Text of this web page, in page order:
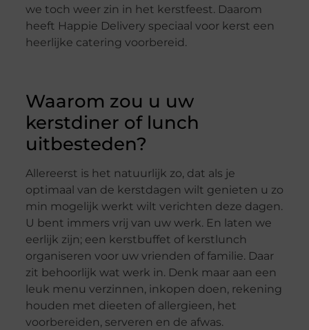
we toch weer zin in het kerstfeest. Daarom
heeft Happie Delivery speciaal voor kerst een
heerlijke catering voorbereid.
Waarom zou u uw
kerstdiner of lunch
uitbesteden?
Allereerst is het natuurlijk zo, dat als je
optimaal van de kerstdagen wilt genieten u zo
min mogelijk werkt wilt verichten deze dagen.
U bent immers vrij van uw werk. En laten we
eerlijk zijn; een kerstbuffet of kerstlunch
organiseren voor uw vrienden of familie. Daar
zit behoorlijk wat werk in. Denk maar aan een
leuk menu verzinnen, inkopen doen, rekening
houden met dieeten of allergieen, het
voorbereiden, serveren en de afwas.